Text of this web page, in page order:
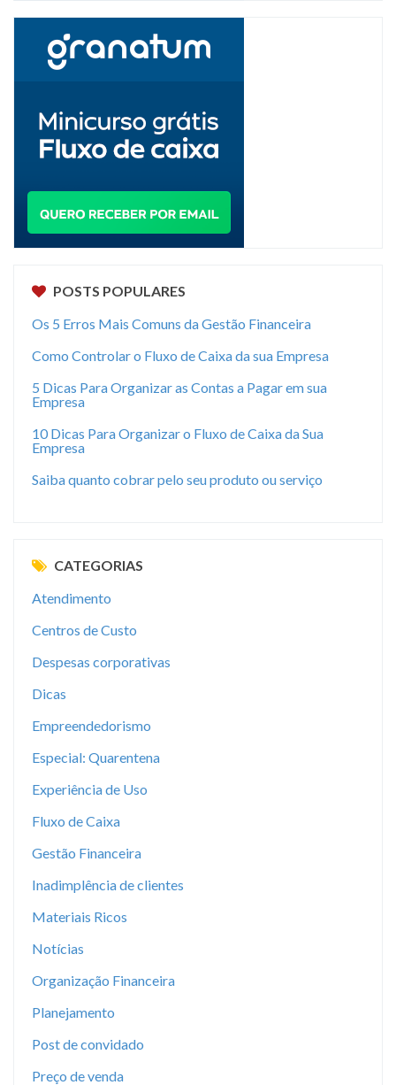
POSTS POPULARES
Os 5 Erros Mais Comuns da Gestão Financeira
Como Controlar o Fluxo de Caixa da sua Empresa
5 Dicas Para Organizar as Contas a Pagar em sua
Empresa
10 Dicas Para Organizar o Fluxo de Caixa da Sua
Empresa
Saiba quanto cobrar pelo seu produto ou serviço
CATEGORIAS
Atendimento
Centros de Custo
Despesas corporativas
Dicas
Empreendedorismo
Especial: Quarentena
Experiência de Uso
Fluxo de Caixa
Gestão Financeira
Inadimplência de clientes
Materiais Ricos
Notícias
Organização Financeira
Planejamento
Post de convidado
Preço de venda